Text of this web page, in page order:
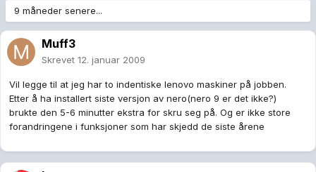
9 måneder senere...
Muff3
Skrevet 12. januar 2009
Vil legge til at jeg har to indentiske lenovo maskiner på jobben.
Etter å ha installert siste versjon av nero(nero 9 er det ikke?)
brukte den 5-6 minutter ekstra for skru seg på. Og er ikke store
forandringene i funksjoner som har skjedd de siste årene